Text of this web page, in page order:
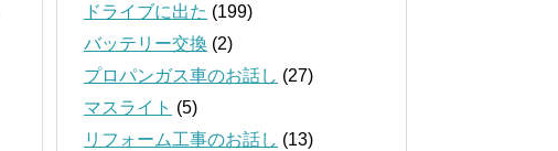
ドライブに出た (199)
バッテリー交換 (2)
プロパンガス車のお話し (27)
マスライト (5)
リフォーム工事のお話し (13)